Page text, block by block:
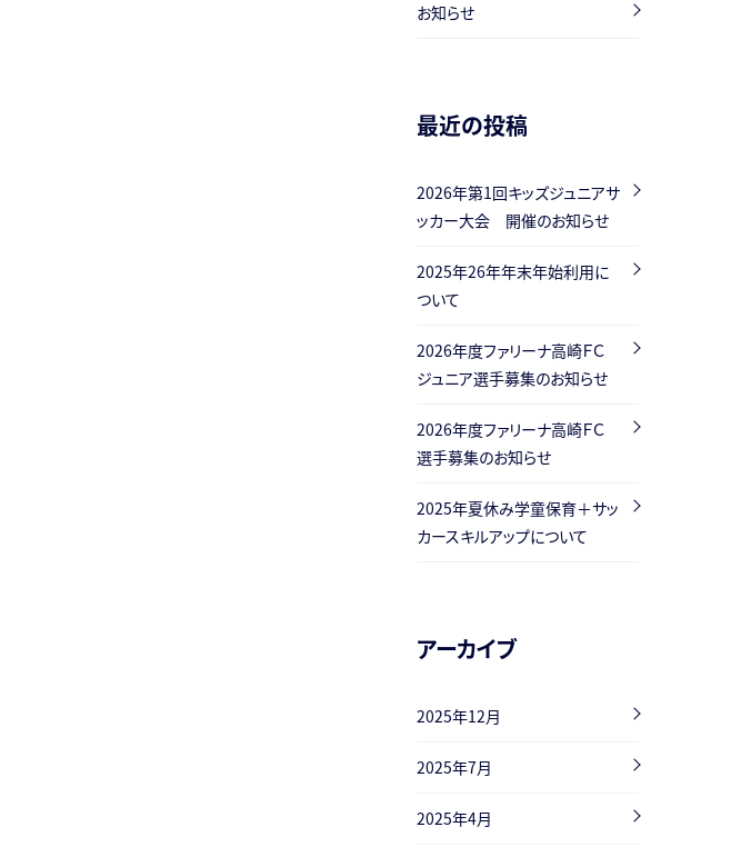
お知らせ
最近の投稿
2026年第1回キッズジュニアサ
ッカー大会 開催のお知らせ
2025年26年年末年始利用に
ついて
2026年度ファリーナ高崎ＦＣ
ジュニア選手募集のお知らせ
2026年度ファリーナ高崎ＦＣ
選手募集のお知らせ
2025年夏休み学童保育＋サッ
カースキルアップについて
アーカイブ
2025年12月
2025年7月
2025年4月